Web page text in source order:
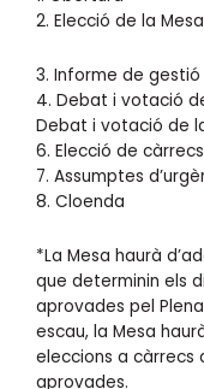
2. Elecció de la
3. Informe de
4. Debat i votació
Debat i votació de
6. Elecció de
7. Assumptes
8. Cloenda
*La Mesa haurà
que determinin els
aprovades pel
escau, la Mesa
eleccions a càrrecs
aprovades.